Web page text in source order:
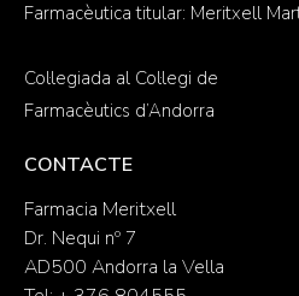
Farmacèutica titular: Meritxell
Col·legiada al Col·legi de
Farmacèutics d’Andorra
CONTACTE
Farmacia Meritxell
Dr. Nequi nº 7
AD500 Andorra la Vella